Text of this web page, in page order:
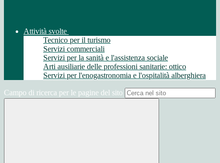
Attività svolte
Tecnico per il turismo
Servizi commerciali
Servizi per la sanità e l'assistenza sociale
Arti ausiliarie delle professioni sanitarie: ottico
Servizi per l'enogastronomia e l'ospitalità alberghiera
Campo di ricerca per le pagine del sito